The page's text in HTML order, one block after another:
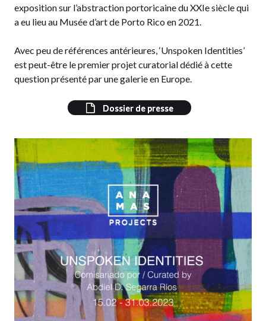
exposition sur l’abstraction portoricaine du XXIe siècle qui
a eu lieu au Musée d’art de Porto Rico en 2021.
Avec peu de références antérieures, ‘Unspoken Identities’
est peut-être le premier projet curatorial dédié à cette
question présenté par une galerie en Europe.
Dossier de presse